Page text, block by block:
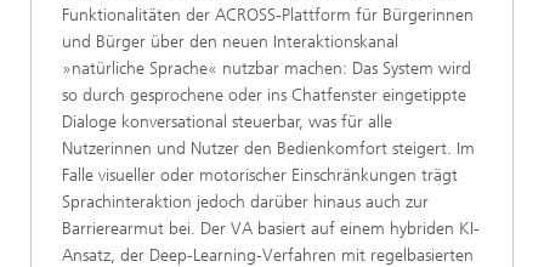
Funktionalitäten der ACROSS-Plattform für Bürgerinnen
und Bürger über den neuen Interaktionskanal
»natürliche Sprache« nutzbar machen: Das System wird
so durch gesprochene oder ins Chatfenster eingetippte
Dialoge konversational steuerbar, was für alle
Nutzerinnen und Nutzer den Bedienkomfort steigert. Im
Falle visueller oder motorischer Einschränkungen trägt
Sprachinteraktion jedoch darüber hinaus auch zur
Barrierearmut bei. Der VA basiert auf einem hybriden KI-
Ansatz, der Deep-Learning-Verfahren mit regelbasierten